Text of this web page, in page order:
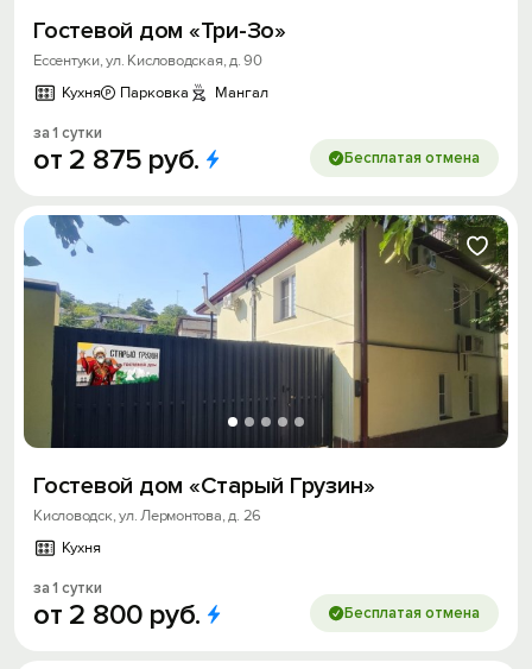
Гостевой дом «Три-Зо»
Ессентуки, ул. Кисловодская, д. 90
Кухня
Парковка Мангал
за 1 сутки
от 2 875 руб. Бесплатая отмена
Гостевой дом «Старый Грузин»
Кисловодск, ул. Лермонтова, д. 26
Кухня
за 1 сутки
от 2 800 руб. Бесплатая отмена